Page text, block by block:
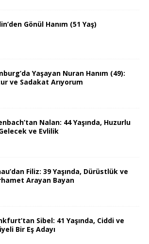
Gönül Hanım (51 Yaş)
Yaşayan Nuran Hanım (49):
ve Sadakat Arıyorum
Nalan: 44 Yaşında, Huzurlu
ve Evlilik
Filiz: 39 Yaşında, Dürüstlük ve
Arayan Bayan
Sibel: 41 Yaşında, Ciddi ve
Bir Eş Adayı